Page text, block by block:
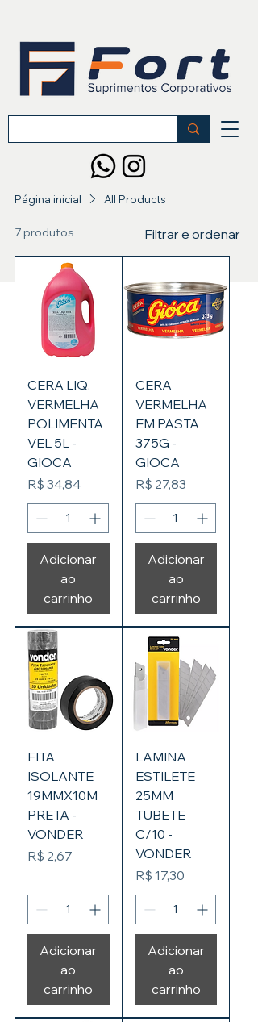
Página inicial All Products
7 produtos Filtrar e ordenar
CERA LIQ.
VERMELHA
POLIMENTA
VEL 5L -
GIOCA
Preço
R$ 34,84
Adicionar
ao
carrinho
CERA
VERMELHA
EM PASTA
375G -
GIOCA
Preço
R$ 27,83
Adicionar
ao
carrinho
FITA
ISOLANTE
19MMX10M
PRETA -
VONDER
Preço
R$ 2,67
Adicionar
ao
carrinho
LAMINA
ESTILETE
25MM
TUBETE
C/10 -
VONDER
Preço
R$ 17,30
Adicionar
ao
carrinho